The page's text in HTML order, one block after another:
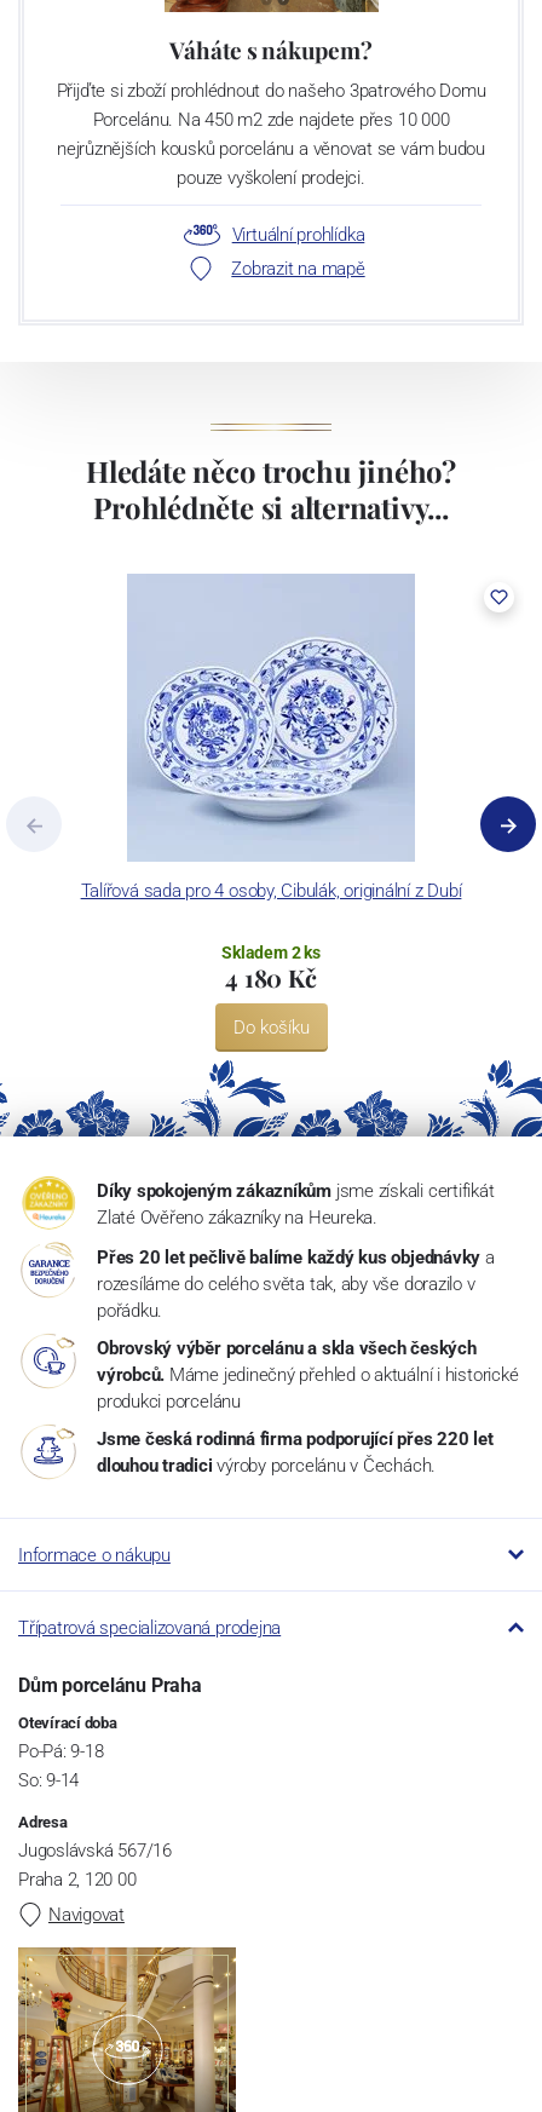
Váháte s nákupem?
Přijďte si zboží prohlédnout do našeho 3patrového Domu
Porcelánu. Na 450 m2 zde najdete přes 10 000
nejrůznějších kousků porcelánu a věnovat se vám budou
pouze vyškolení prodejci.
Virtuální prohlídka
Zobrazit na mapě
Hledáte něco trochu jiného?
Prohlédněte si alternativy...
Talířová sada pro 4 osoby, Cibulák, originální z Dubí
Skladem 2 ks
4 180 Kč
Do košíku
Díky spokojeným zákazníkům jsme získali certifikát
Zlaté Ověřeno zákazníky na Heureka.
Přes 20 let pečlivě balíme každý kus objednávky a
rozesíláme do celého světa tak, aby vše dorazilo v
pořádku.
Obrovský výběr porcelánu a skla všech českých
výrobců. Máme jedinečný přehled o aktuální i historické
produkci porcelánu
Jsme česká rodinná firma podporující přes 220 let
dlouhou tradici výroby porcelánu v Čechách.
Informace o nákupu
Třípatrová specializovaná prodejna
Dům porcelánu Praha
Otevírací doba
Po-Pá: 9-18
So: 9-14
Adresa
Jugoslávská 567/16
Praha 2, 120 00
Navigovat